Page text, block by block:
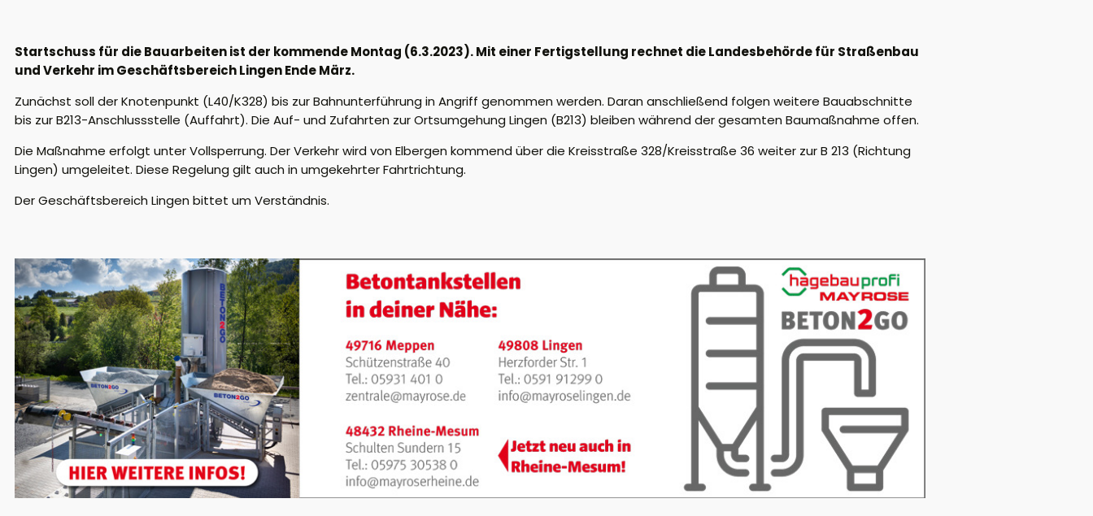
Startschuss für die Bauarbeiten ist der kommende Montag (6.3.2023). Mit einer Fertigstellung rechnet die Landesbehörde für Straßenbau
und Verkehr im Geschäftsbereich Lingen Ende März.
Zunächst soll der Knotenpunkt (L40/K328) bis zur Bahnunterführung in Angriff genommen werden. Daran anschließend folgen weitere Bauabschnitte
bis zur B213-Anschlussstelle (Auffahrt). Die Auf- und Zufahrten zur Ortsumgehung Lingen (B213) bleiben während der gesamten Baumaßnahme offen.
Die Maßnahme erfolgt unter Vollsperrung. Der Verkehr wird von Elbergen kommend über die Kreisstraße 328/Kreisstraße 36 weiter zur B 213 (Richtung
Lingen) umgeleitet. Diese Regelung gilt auch in umgekehrter Fahrtrichtung.
Der Geschäftsbereich Lingen bittet um Verständnis.